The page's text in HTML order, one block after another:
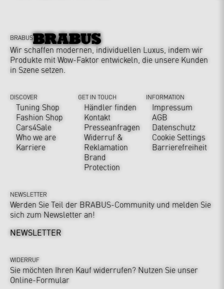
BRABUS
Wir schaffen modernen, individuellen Luxus, indem wir
Produkte mit Wow-Faktor entwickeln, die unsere Kunden
in Szene setzen.
DISCOVER
Tuning Shop
Fashion Shop
Cars4Sale
Who we are
Karriere
GET IN TOUCH
Händler finden
Kontakt
Presseanfragen
Widerruf &
Reklamation
Brand
Protection
INFORMATION
Impressum
AGB
Datenschutz
Cookie Settings
Barrierefreiheit
NEWSLETTER
Werden Sie Teil der BRABUS-Community und melden Sie
sich zum Newsletter an!
NEWSLETTER
WIDERRUF
Sie möchten Ihren Kauf widerrufen? Nutzen Sie unser
Online-Formular